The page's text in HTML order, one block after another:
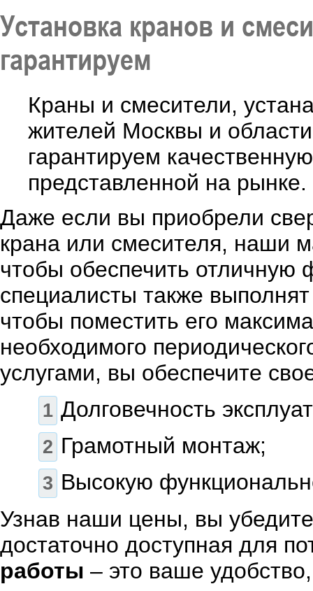
Установка кранов и
гарантируем
Краны и смесители,
жителей Москвы и
гарантируем
представленной на рынке.
Даже если вы приобрели
крана или смесителя, наши
чтобы обеспечить отличную
специалисты также
чтобы поместить его
необходимого
услугами, вы обеспечите
Долговечность
Грамотный монтаж;
Высокую
Узнав наши цены, вы
достаточно доступная для
работы – это ваше